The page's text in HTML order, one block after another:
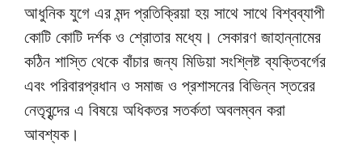
আধুনিক যুগে এর মন্দ প্রতিক্রিয়া হয় সাথে সাথে বিশ্বব্যাপী
কোটি কোটি দর্শক ও শ্রোতার মধ্যে। সেকারণ জাহান্নামের
কঠিন শাস্তি থেকে বাঁচার জন্য মিডিয়া সংশ্লিষ্ট ব্যক্তিবর্গের
এবং পরিবারপ্রধান ও সমাজ ও প্রশাসনের বিভিন্ন স্তরের
নেতৃবৃন্দের এ বিষয়ে অধিকতর সতর্কতা অবলম্বন করা
আবশ্যক।